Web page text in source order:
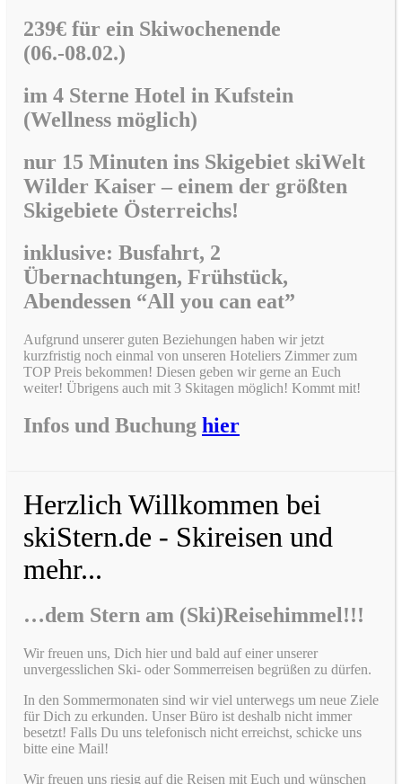
239€ für ein Skiwochenende
(06.-08.02.)
im 4 Sterne Hotel in Kufstein
(Wellness möglich)
nur 15 Minuten ins Skigebiet skiWelt
Wilder Kaiser – einem der größten
Skigebiete Österreichs!
inklusive: Busfahrt, 2
Übernachtungen, Frühstück,
Abendessen “All you can eat”
Aufgrund unserer guten Beziehungen haben wir jetzt
kurzfristig noch einmal von unseren Hoteliers Zimmer zum
TOP Preis bekommen! Diesen geben wir gerne an Euch
weiter! Übrigens auch mit 3 Skitagen möglich! Kommt mit!
Infos und Buchung hier
Herzlich Willkommen bei
skiStern.de - Skireisen und
mehr...
…dem Stern am (Ski)Reisehimmel!!!
Wir freuen uns, Dich hier und bald auf einer unserer
unvergesslichen Ski- oder Sommerreisen begrüßen zu dürfen.
In den Sommermonaten sind wir viel unterwegs um neue Ziele
für Dich zu erkunden. Unser Büro ist deshalb nicht immer
besetzt! Falls Du uns telefonisch nicht erreichst, schicke uns
bitte eine Mail!
Wir freuen uns riesig auf die Reisen mit Euch und wünschen